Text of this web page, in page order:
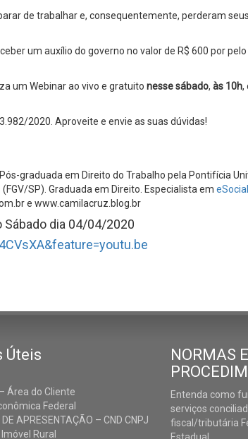
de trabalhar e, consequentemente, perderam
um auxílio do governo no valor de R$ 600 por
um Webinar ao vivo e gratuito nesse sábado, às 10h,
2020. Aproveite e envie as suas dúvidas!
graduada em Direito do Trabalho pela Pontifícia
SP). Graduada em Direito. Especialista em eSocial.
e www.camilacruz.blog.br
Sábado dia 04/04/2020
Úteis
Área do Cliente
Federal
APRESENTAÇÃO – CND CNPJ
Rural
NORMAS E
Entenda como
serviços
fiscal/tributária